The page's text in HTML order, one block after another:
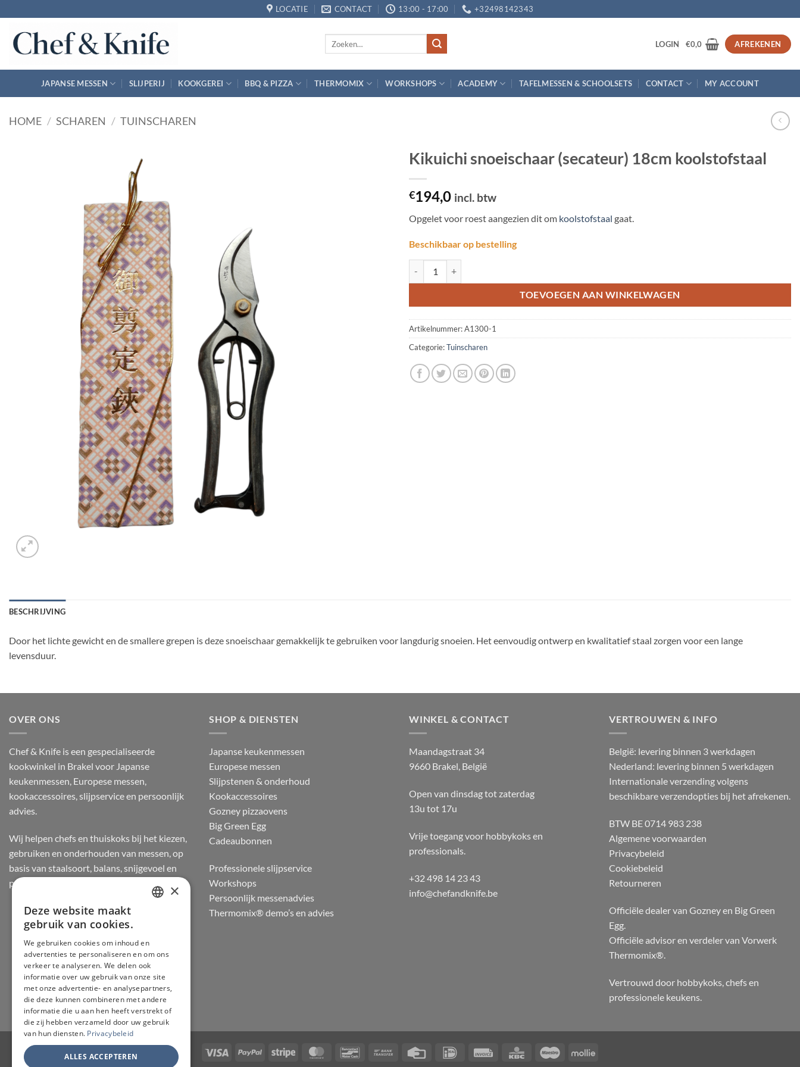
naar
inhoud
LOCATIE CONTACT 13:00 - 17:00 +32498142343
LOGIN €0,0 AFREKENEN
JAPANSE MESSEN SLIJPERIJ KOOKGEREI BBQ & PIZZA THERMOMIX WORKSHOPS ACADEMY TAFELMESSEN & SCHOOLSETS CONTACT MY ACCOUNT
HOME / SCHAREN / TUINSCHAREN
Kikuichi snoeischaar (secateur) 18cm koolstofstaal
€194,0 incl. btw
Opgelet voor roest aangezien dit om koolstofstaal gaat.
Beschikbaar op bestelling
TOEVOEGEN AAN WINKELWAGEN
Artikelnummer:A1300-1
Categorie:Tuinscharen
BESCHRIJVING
Door het lichte gewicht en de smallere grepen is deze snoeischaar gemakkelijk te gebruiken voor langdurig snoeien. Het eenvoudig ontwerp en kwalitatief staal zorgen voor een lange
levensduur.
OVER ONS
Chef & Knife is een gespecialiseerde
kookwinkel in Brakel voor Japanse
keukenmessen, Europese messen,
kookaccessoires, slijpservice en persoonlijk
advies.
Wij helpen chefs en thuiskoks bij het kiezen,
gebruiken en onderhouden van messen, op
basis van staalsoort, balans, snijgevoel en
praktijkervaring.
SHOP & DIENSTEN
Japanse keukenmessen
Europese messen
Slijpstenen & onderhoud
Kookaccessoires
Gozney pizzaovens
Big Green Egg
Cadeaubonnen
Professionele slijpservice
Workshops
Persoonlijk messenadvies
Thermomix® demo’s en advies
WINKEL & CONTACT
Maandagstraat 34
9660 Brakel, België
Open van dinsdag tot zaterdag
13u tot 17u
Vrije toegang voor hobbykoks en
professionals.
+32 498 14 23 43
info@chefandknife.be
VERTROUWEN & INFO
België: levering binnen 3 werkdagen
Nederland: levering binnen 5 werkdagen
Internationale verzending volgens
beschikbare verzendopties bij het afrekenen.
BTW BE 0714 983 238
Algemene voorwaarden
Privacybeleid
Cookiebeleid
Retourneren
Officiële dealer van Gozney en Big Green
Egg.
Officiële advisor en verdeler van Vorwerk
Thermomix®.
Vertrouwd door hobbykoks, chefs en
professionele keukens.
Visa PayPal Stripe MasterCardBancontactBank
Credit
IDeal Invoice KBC Maestro Mollie
GERMAN
ENGLISH
×
Deze website maakt
gebruik van cookies.
We gebruiken cookies om inhoud en
advertenties te personaliseren en om ons
verkeer te analyseren. We delen ook
informatie over uw gebruik van onze site
met onze advertentie- en analysepartners,
die deze kunnen combineren met andere
informatie die u aan hen heeft verstrekt of
die zij hebben verzameld door uw gebruik
van hun diensten. Privacybeleid
ALLES ACCEPTEREN